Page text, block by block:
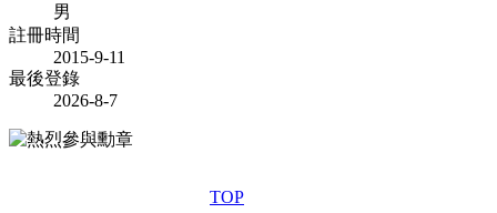
男
註冊時間
2015-9-11
最後登錄
2026-8-7
TOP